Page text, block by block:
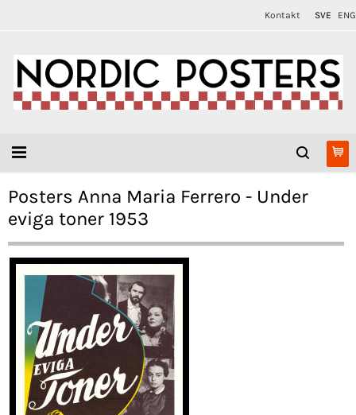
Kontakt SVE ENG
Posters Anna Maria Ferrero - Under
eviga toner 1953